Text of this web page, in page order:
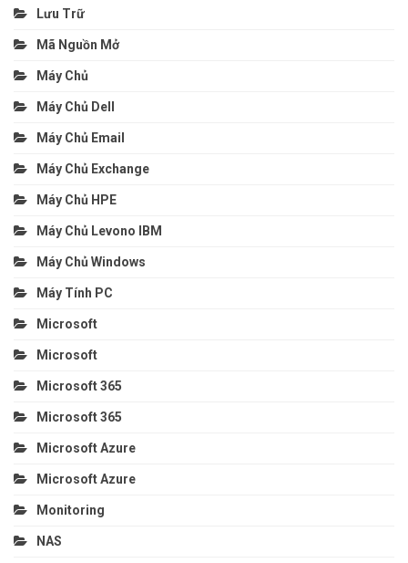
Lưu Trữ
Mã Nguồn Mở
Máy Chủ
Máy Chủ Dell
Máy Chủ Email
Máy Chủ Exchange
Máy Chủ HPE
Máy Chủ Levono IBM
Máy Chủ Windows
Máy Tính PC
Microsoft
Microsoft
Microsoft 365
Microsoft 365
Microsoft Azure
Microsoft Azure
Monitoring
NAS